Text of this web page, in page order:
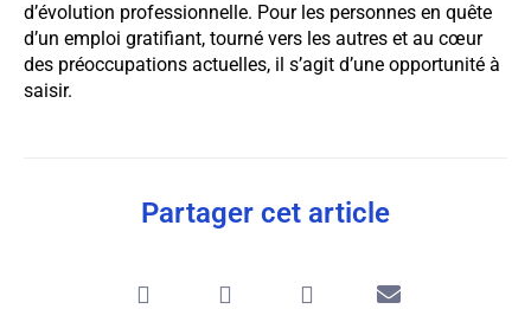
d’évolution professionnelle. Pour les personnes en quête
d’un emploi gratifiant, tourné vers les autres et au cœur
des préoccupations actuelles, il s’agit d’une opportunité à
saisir.
Partager cet article